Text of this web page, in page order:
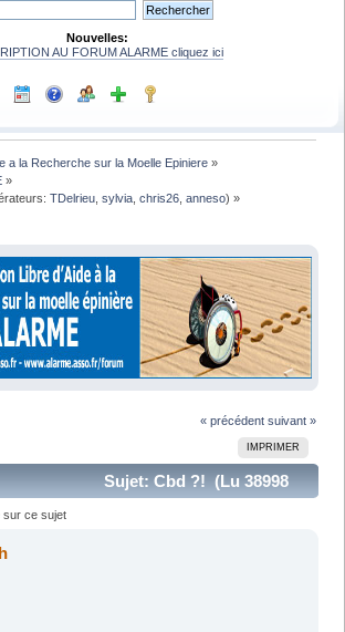
Nouvelles:
AU FORUM ALARME cliquez ici
a la Recherche sur la Moelle Epiniere »
»
TDelrieu ,sylvia ,chris26 ,anneso) »
« précédent suivant »
IMPRIMER
Sujet: Cbd ?! (Lu 38998
sur ce sujet